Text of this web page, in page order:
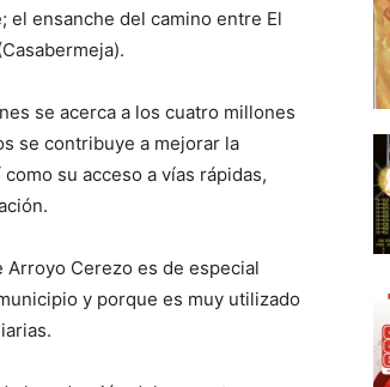
el ensanche del camino entre El
se acerca a los cuatro millones
se contribuye a mejorar la
su acceso a vías rápidas,
Arroyo Cerezo es de especial
y porque es muy utilizado